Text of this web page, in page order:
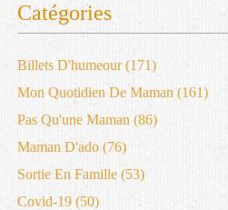
Catégories
Billets D'humeour(171)
Mon Quotidien De Maman (161)
Pas Qu'une Maman (86)
Maman D'ado (76)
Sortie En Famille (53)
Covid-19 (50)